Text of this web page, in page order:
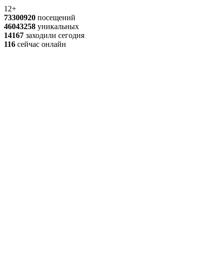
12+
73300920 посещений
46043258 уникальных
14167 заходили сегодня
116 сейчас онлайн